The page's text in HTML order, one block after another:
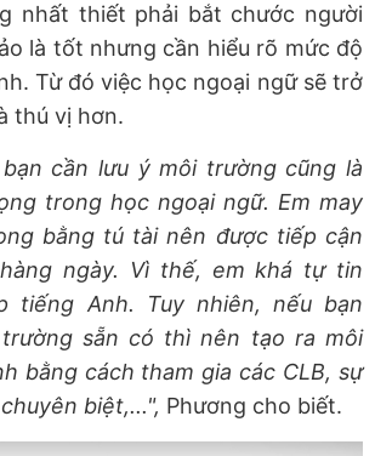
nhất thiết phải bắt chước người
là tốt nhưng cần hiểu rõ mức độ
Từ đó việc học ngoại ngữ sẽ trở
thú vị hơn.
cần lưu ý môi trường cũng là
trong học ngoại ngữ. Em may
bằng tú tài nên được tiếp cận
ngày. Vì thế, em khá tự tin
tiếng Anh. Tuy nhiên, nếu bạn
sẵn có thì nên tạo ra môi
bằng cách tham gia các CLB, sự
biệt,...", Phương cho biết.